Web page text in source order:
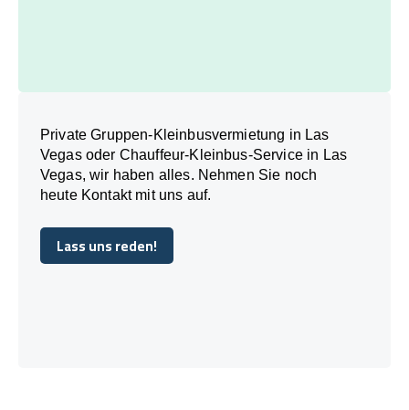
Private Gruppen-Kleinbusvermietung in Las
Vegas oder Chauffeur-Kleinbus-Service in Las
Vegas, wir haben alles. Nehmen Sie noch
heute Kontakt mit uns auf.
Lass uns reden!
Lass uns reden!